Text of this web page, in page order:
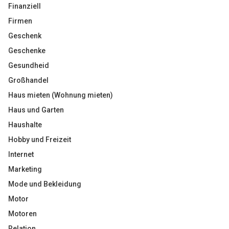
Finanziell
Firmen
Geschenk
Geschenke
Gesundheid
Großhandel
Haus mieten (Wohnung mieten)
Haus und Garten
Haushalte
Hobby und Freizeit
Internet
Marketing
Mode und Bekleidung
Motor
Motoren